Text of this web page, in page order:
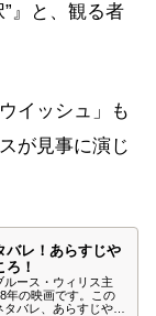
』と、観る者
イッシュ」も
が見事に演じ
バレ！あらすじや
！
ース・ウィリス主
年の映画です。この
バレ、あらすじや最